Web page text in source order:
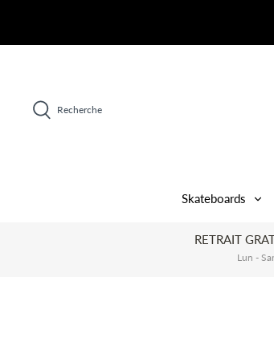
contenu
Recherche
Skateboards
RETRAIT
Lun -